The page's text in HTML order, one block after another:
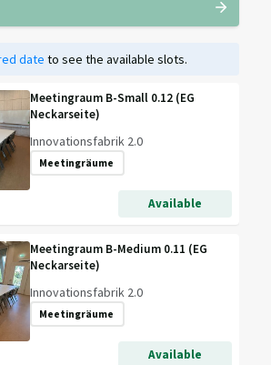
date to see the available slots.
Meetingraum B-Small 0.12 (EG
Neckarseite)
Innovationsfabrik 2.0
Meetingräume
Available
Meetingraum B-Medium 0.11 (EG
Neckarseite)
Innovationsfabrik 2.0
Meetingräume
Available